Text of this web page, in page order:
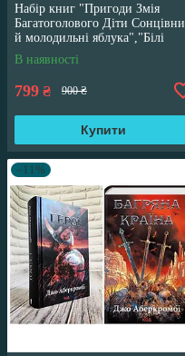
Набір книг "Пригоди Змія
Багатоголового Діти Сонцівни
й молодильні яблука","Білі
перлини для Білої Королеви"
В наявності
799 ₴ 900 ₴
Купити
–11%